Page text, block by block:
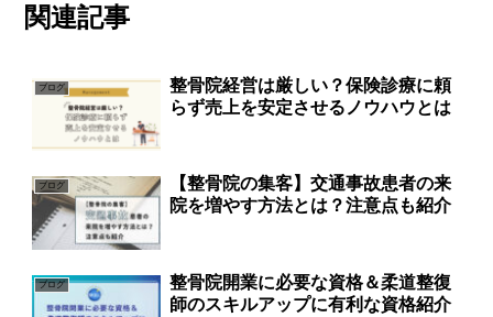
関連記事
ブログ
整骨院経営は厳しい？保険診療に頼
らず売上を安定させるノウハウとは
ブログ
【整骨院の集客】交通事故患者の来
院を増やす方法とは？注意点も紹介
ブログ
整骨院開業に必要な資格＆柔道整復
師のスキルアップに有利な資格紹介